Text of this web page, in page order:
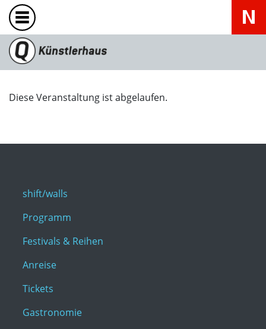
Diese Veranstaltung ist abgelaufen.
shift/walls
Programm
Festivals & Reihen
Anreise
Tickets
Gastronomie